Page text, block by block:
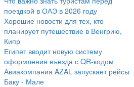
поездкой в ОАЭ в 2026 году
Хорошие новости для тех, кто
планирует путешествие в Венгрию,
Кипр
Египет вводит новую систему
оформления въезда с QR-кодом
Авиакомпания AZAL запускает рейсы
Баку - Мале